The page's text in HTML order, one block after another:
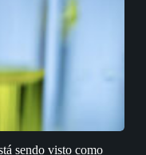
sendo visto como